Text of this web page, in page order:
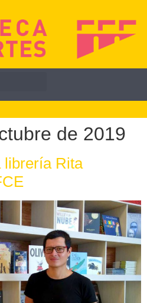
de 2019
librería Rita